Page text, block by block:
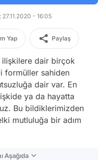
- 16:05
Yap Paylaş
ilişkilere dair birçok
formüller sahiden
dair var. En
ya da hayatta
Bu bildiklerimizden
mutluluğa bir adım
Aşağıda